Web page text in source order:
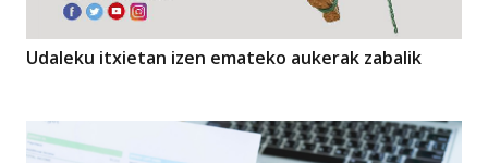
Udaleku itxietan izen emateko aukerak zabalik